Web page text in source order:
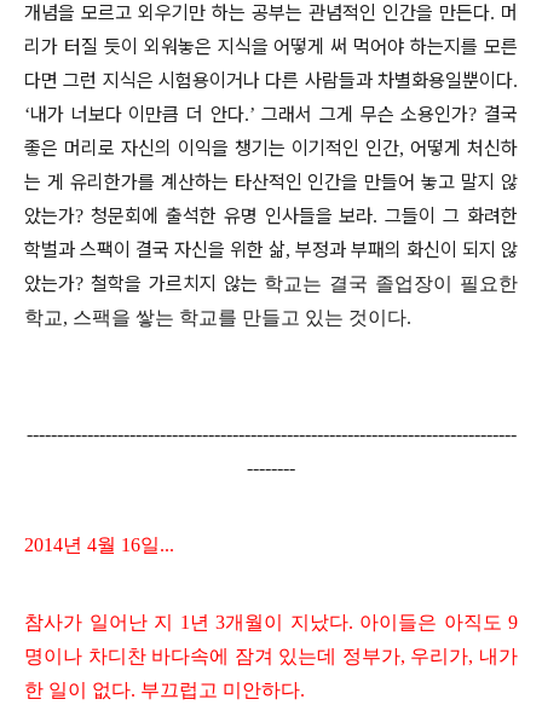
개념을 모르고 외우기만 하는 공부는 관념적인 인간을 만든다. 머
리가 터질 듯이 외워놓은 지식을 어떻게 써 먹어야 하는지를 모른
다면 그런 지식은 시험용이거나 다른 사람들과 차별화용일뿐이다.
‘내가 너보다 이만큼 더 안다.’그래서 그게 무슨 소용인가? 결국
좋은 머리로 자신의 이익을 챙기는 이기적인 인간, 어떻게 처신하
는 게 유리한가를 계산하는 타산적인 인간을 만들어 놓고 말지 않
았는가? 청문회에 출석한 유명 인사들을 보라.그들이 그 화려한
학벌과 스팩이 결국 자신을 위한 삶, 부정과 부패의 화신이 되지 않
았는가? 철학을 가르치지 않는 학교는 결국 졸업장이 필요한
학교, 스팩을 쌓는 학교를 만들고 있는 것이다.
---------------------------------------------------------------------------------
--------
2014년 4월 16일...
참사가 일어난 지 1년 3개월이 지났다. 아이들은 아직도 9
명이나 차디찬 바다속에 잠겨 있는데 정부가, 우리가, 내가
한 일이 없다. 부끄럽고 미안하다.